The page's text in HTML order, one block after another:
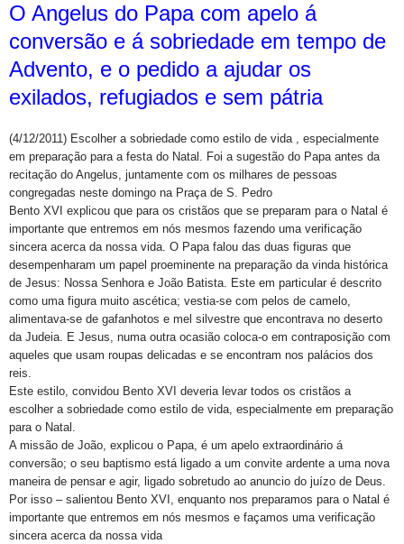
O Angelus do Papa com apelo á
conversão e á sobriedade em tempo de
Advento, e o pedido a ajudar os
exilados, refugiados e sem pátria
(4/12/2011) Escolher a sobriedade como estilo de vida , especialmente
em preparação para a festa do Natal. Foi a sugestão do Papa antes da
recitação do Angelus, juntamente com os milhares de pessoas
congregadas neste domingo na Praça de S. Pedro
Bento XVI explicou que para os cristãos que se preparam para o Natal é
importante que entremos em nós mesmos fazendo uma verificação
sincera acerca da nossa vida. O Papa falou das duas figuras que
desempenharam um papel proeminente na preparação da vinda histórica
de Jesus: Nossa Senhora e João Batista. Este em particular é descrito
como uma figura muito ascética; vestia-se com pelos de camelo,
alimentava-se de gafanhotos e mel silvestre que encontrava no deserto
da Judeia. E Jesus, numa outra ocasião coloca-o em contraposição com
aqueles que usam roupas delicadas e se encontram nos palácios dos
reis.
Este estilo, convidou Bento XVI deveria levar todos os cristãos a
escolher a sobriedade como estilo de vida, especialmente em preparação
para o Natal.
A missão de João, explicou o Papa, é um apelo extraordinário á
conversão; o seu baptismo está ligado a um convite ardente a uma nova
maneira de pensar e agir, ligado sobretudo ao anuncio do juízo de Deus.
Por isso – salientou Bento XVI, enquanto nos preparamos para o Natal é
importante que entremos em nós mesmos e façamos uma verificação
sincera acerca da nossa vida